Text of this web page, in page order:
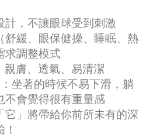
計，不讓眼球受到刺激
舒緩、眼保健操、睡眠、熱
求調整模式
親膚、透氣、易清潔
坐著的時候不易下滑，躺
不會覺得很有重量感
它」將帶給你前所未有的深